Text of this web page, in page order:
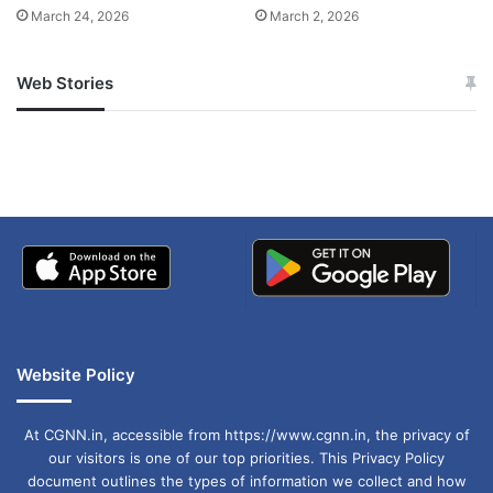
after threats Bangladesh
Christmas
आग लगाई उपद्रवियों ने के बाद क्रिसमस
March 24, 2026 March 2, 2026
Web Stories
जम्मू-कश्मीर में बारिश से
अपडेट
खाई में धक्का… आरोपियों ने
Website Policy
At CGNN.in, accessible from https://www.cgnn.in, the privacy of
our visitors is one of our top priorities. This Privacy Policy
document outlines the types of information we collect and how